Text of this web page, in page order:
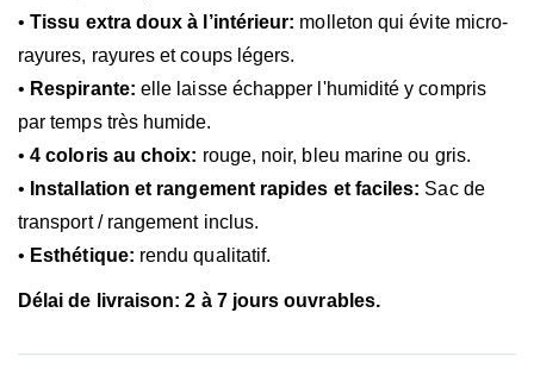
• Tissu extra doux à l’intérieur: molleton qui évite micro-
rayures, rayures et coups légers.
• Respirante: elle laisse échapper l'humidité y compris
par temps très humide.
•4 coloris au choix: rouge, noir, bleu marine ou gris.
• Installation et rangement rapides et faciles: Sac de
transport / rangement inclus.
• Esthétique: rendu qualitatif.
Délai de livraison: 2 à 7 jours ouvrables.